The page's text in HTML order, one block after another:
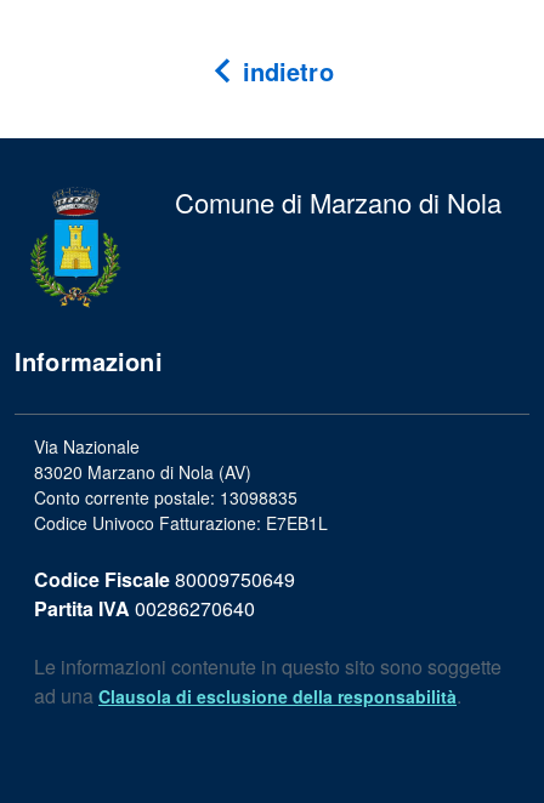
indietro
Comune di Marzano di Nola
Informazioni
Via Nazionale
83020 Marzano di Nola (AV)
Conto corrente postale: 13098835
Codice Univoco Fatturazione: E7EB1L
Codice Fiscale80009750649
Partita IVA 00286270640
Le informazioni contenute in questo sito sono soggette
ad una Clausola di esclusione della responsabilità.